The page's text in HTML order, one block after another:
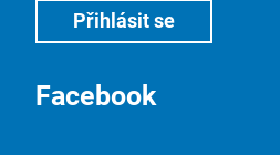
Facebook